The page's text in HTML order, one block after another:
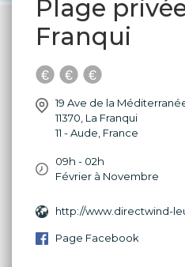
Plage
Franqui
19 Ave de la
11370 La Franqui
11 - Aude France
09h - 02h
Février à Novembre
http://www.directwind-
Page Facebook